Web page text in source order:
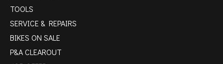
TOOLS
SERVICE & REPAIRS
BIKES ON SALE
P&A CLEAROUT